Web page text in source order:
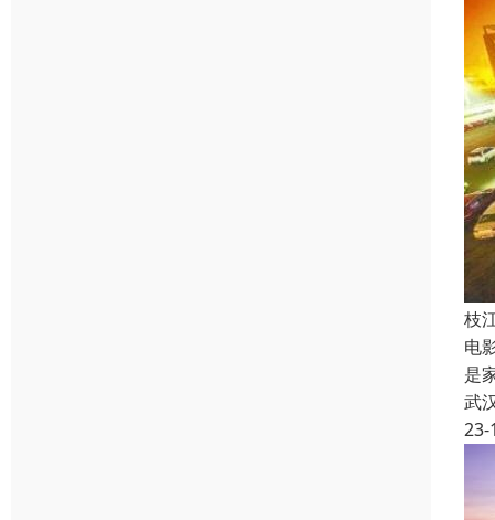
枝
电
是
武
23-